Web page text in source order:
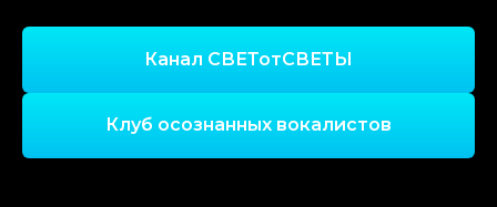
Канал СВЕТотСВЕТЫ
Клуб осознанных вокалистов